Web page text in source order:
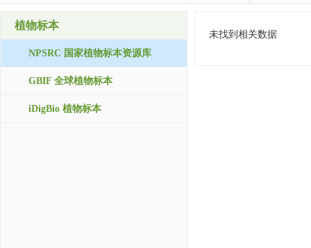
植物标本
NPSRC 国家植物标本资源库
GBIF 全球植物标本
iDigBio 植物标本
未找到相关数据